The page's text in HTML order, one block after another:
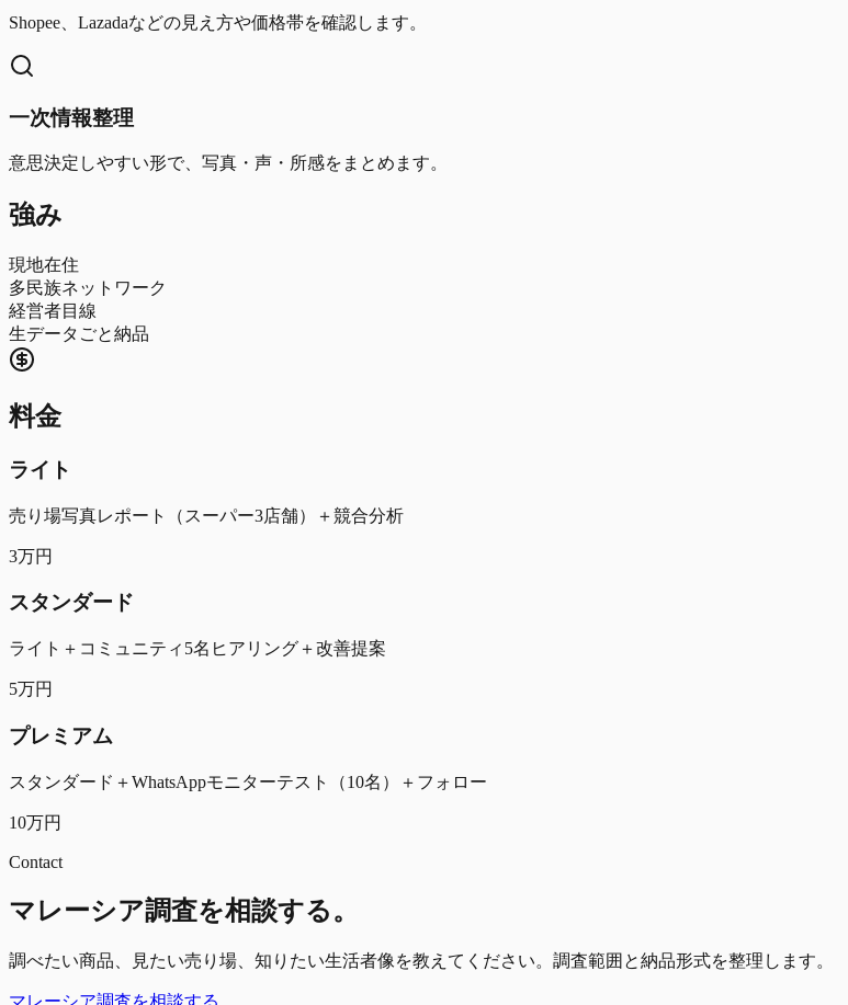
Shopee、Lazadaなどの見え方や価格帯を確認します。
一次情報整理
意思決定しやすい形で、写真・声・所感をまとめます。
強み
現地在住
多民族ネットワーク
経営者目線
生データごと納品
料金
ライト
売り場写真レポート（スーパー3店舗）＋競合分析
3万円
スタンダード
ライト＋コミュニティ5名ヒアリング＋改善提案
5万円
プレミアム
スタンダード＋WhatsAppモニターテスト（10名）＋フォロー
10万円
Contact
マレーシア調査を相談する。
調べたい商品、見たい売り場、知りたい生活者像を教えてください。調査範囲と納品形式を整理します。